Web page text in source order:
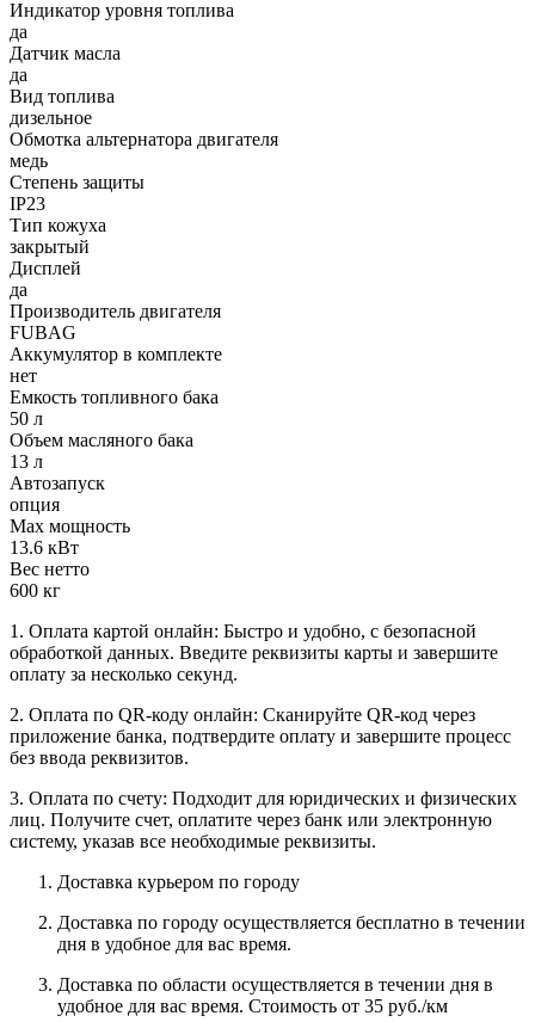
Индикатор уровня топлива
да
Датчик масла
да
Вид топлива
дизельное
Обмотка альтернатора двигателя
медь
Степень защиты
IP23
Тип кожуха
закрытый
Дисплей
да
Производитель двигателя
FUBAG
Аккумулятор в комплекте
нет
Емкость топливного бака
50 л
Объем масляного бака
13 л
Автозапуск
опция
Max мощность
13.6 кВт
Вес нетто
600 кг
1. Оплата картой онлайн: Быстро и удобно, с безопасной
обработкой данных. Введите реквизиты карты и завершите
оплату за несколько секунд.
2. Оплата по QR-коду онлайн: Сканируйте QR-код через
приложение банка, подтвердите оплату и завершите процесс
без ввода реквизитов.
3. Оплата по счету: Подходит для юридических и физических
лиц. Получите счет, оплатите через банк или электронную
систему, указав все необходимые реквизиты.
Доставка курьером по городу
Доставка по городу осуществляется бесплатно в течении
дня в удобное для вас время.
Доставка по области осуществляется в течении дня в
удобное для вас время. Стоимость от 35 руб./км